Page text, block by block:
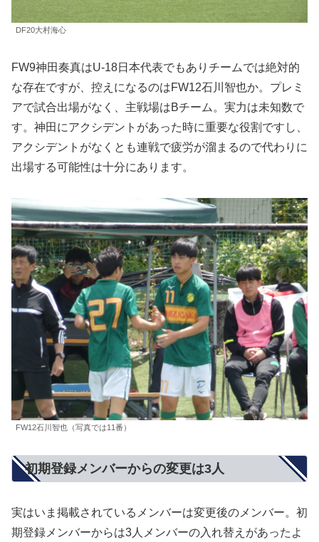
DF20大村海心
FW9神田奏真はU-18日本代表でもありチームでは絶対的
な存在ですが、控えになるのはFW12石川智也か。プレミ
アで試合出場がなく、主戦場はBチーム。実力は未知数で
す。神田にアクシデントがあった時に重要な役割ですし、
アクシデントがなくとも連戦で疲労が溜まるので代わりに
出場する可能性は十分にあります。
FW12石川智也（写真では11番）
初期登録メンバーからの変更は3人
実はいま掲載されているメンバーは変更後のメンバー。初
期登録メンバーからは3人メンバーの入れ替えがあったよ